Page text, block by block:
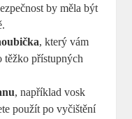
by měla být
, který vám
těžko přístupných
, například vosk
použít po vyčištění